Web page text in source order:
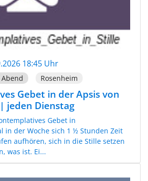
18:45 Uhr
Rosenheim
Gebet in der Apsis von
jeden Dienstag
Gebet in
in der Woche sich 1 ½ Stunden Zeit
aufhören, sich in die Stille setzen
was ist. Ei...